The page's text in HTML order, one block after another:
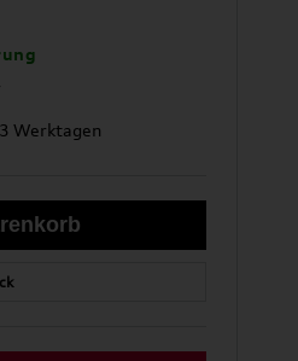
Werktagen